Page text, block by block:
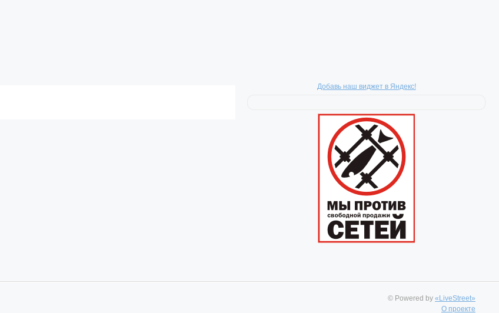
Добавь наш виджет в Яндекс!
© Powered by «LiveStreet»
О проекте